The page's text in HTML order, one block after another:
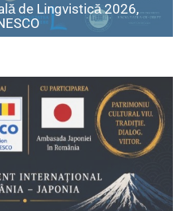
de Lingvistică 2026,
Articol: Olimpiada